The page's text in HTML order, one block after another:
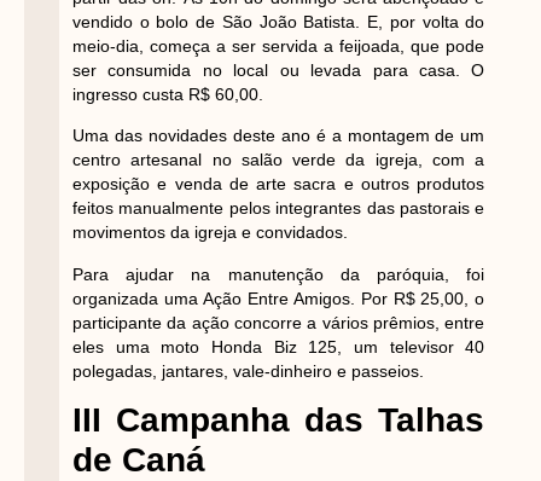
vendido o bolo de São João Batista. E, por volta do
meio-dia, começa a ser servida a feijoada, que pode
ser consumida no local ou levada para casa. O
ingresso custa R$ 60,00.
Uma das novidades deste ano é a montagem de um
centro artesanal no salão verde da igreja, com a
exposição e venda de arte sacra e outros produtos
feitos manualmente pelos integrantes das pastorais e
movimentos da igreja e convidados.
Para ajudar na manutenção da paróquia, foi
organizada uma Ação Entre Amigos. Por R$ 25,00, o
participante da ação concorre a vários prêmios, entre
eles uma moto Honda Biz 125, um televisor 40
polegadas, jantares, vale-dinheiro e passeios.
III Campanha das Talhas
de Caná